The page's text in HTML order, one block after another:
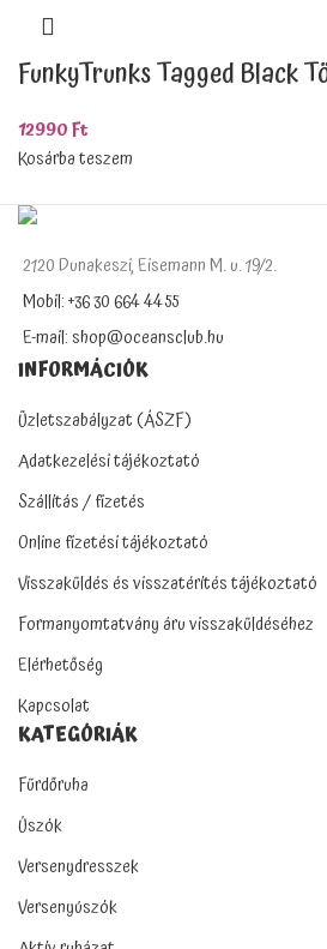
FunkyTrunks Tagged Black
12990Ft
Kosárba teszem
2120 Dunakeszi, Eisemann M. u. 19/2.
Mobil: +36 30 664 4455
E-mail: shop@oceansclub.hu
INFORMÁCIÓK
Üzletszabályzat (ÁSZF)
Adatkezelési tájékoztató
Szállítás / fizetés
Online fizetési tájékoztató
Visszaküldés és visszatérítés tájékoztató
Formanyomtatvány áru visszaküldéséhez
Elérhetőség
Kapcsolat
KATEGÓRIÁK
Fürdőruha
Úszók
Versenydresszek
Versenyúszók